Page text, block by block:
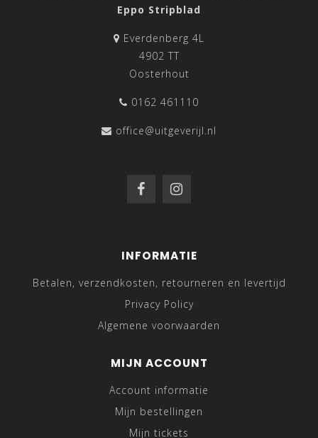
Eppo Stripblad
Everdenberg 4L
4902 TT
Oosterhout
0162 461110
office@uitgeverijl.nl
INFORMATIE
Betalen, verzendkosten, retourneren en levertijd
Privacy Policy
Algemene voorwaarden
MIJN ACCOUNT
Account informatie
Mijn bestellingen
Mijn tickets